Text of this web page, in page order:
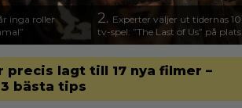
inga roller
2. Experter väljer ut tidernas
tv-spel: ”The Last of Us” på
precis lagt till 17 nya filmer –
bästa tips